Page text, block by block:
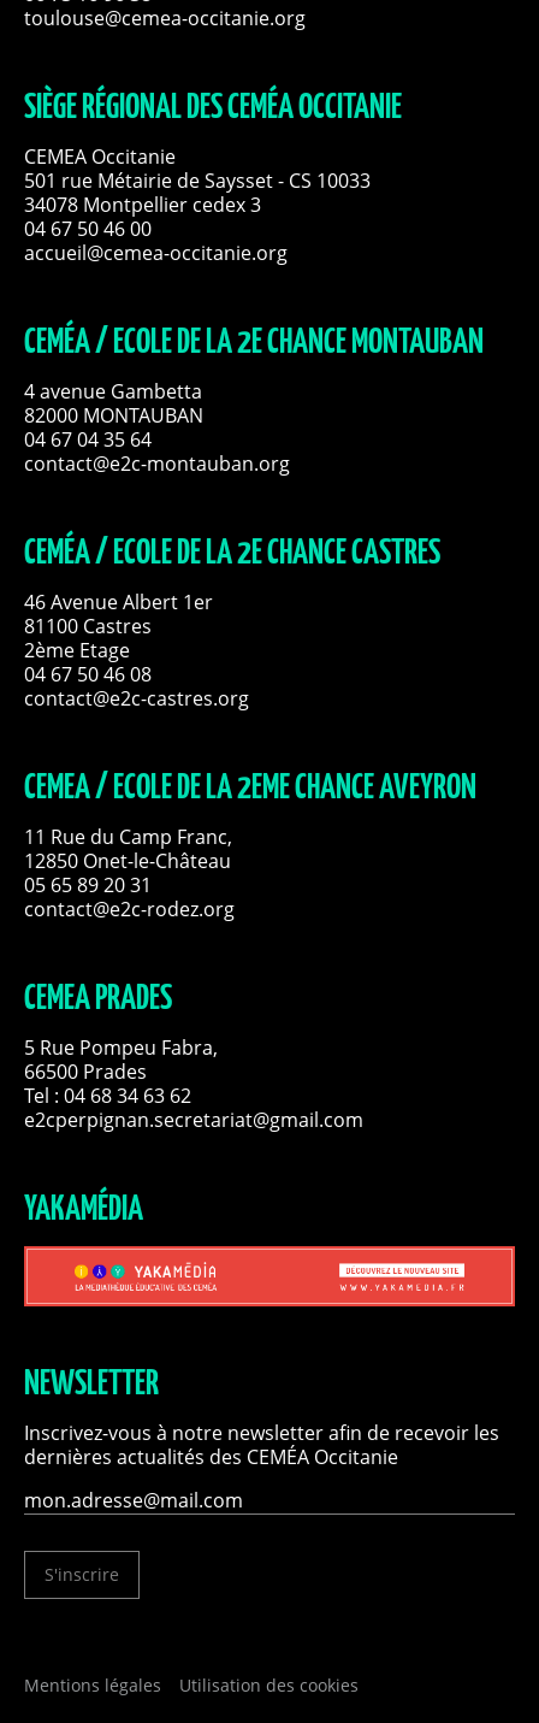
toulouse@cemea-occitanie.org
SIÈGE RÉGIONAL DES CEMÉA OCCITANIE
CEMEA Occitanie
501 rue Métairie de Saysset - CS 10033
34078 Montpellier cedex 3
04 67 50 46 00
accueil@cemea-occitanie.org
CEMÉA / ECOLE DE LA 2E CHANCE MONTAUBAN
4 avenue Gambetta
82000 MONTAUBAN
04 67 04 35 64
contact@e2c-montauban.org
CEMÉA / ECOLE DE LA 2E CHANCE CASTRES
46 Avenue Albert 1er
81100 Castres
2ème Etage
04 67 50 46 08
contact@e2c-castres.org
CEMEA / ECOLE DE LA 2EME CHANCE AVEYRON
11 Rue du Camp Franc,
12850 Onet-le-Château
05 65 89 20 31
contact@e2c-rodez.org
CEMEA PRADES
5 Rue Pompeu Fabra,
66500 Prades
Tel : 04 68 34 63 62
e2cperpignan.secretariat@gmail.com
YAKAMÉDIA
NEWSLETTER
Inscrivez-vous à notre newsletter afin de recevoir les
dernières actualités des CEMÉA Occitanie
S'inscrire
Mentions légales Utilisation des cookies